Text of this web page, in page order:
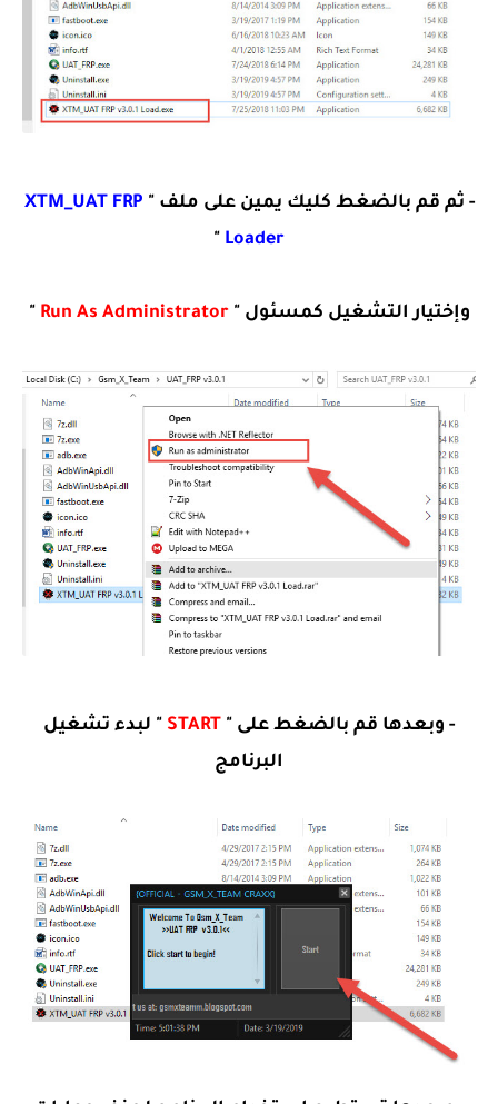
- ثم قم بالضغط كليك يمين على ملف " XTM_UAT FRP
Loader
"
وإختيار التشغيل كمسئول "Run As Administrator
"
- وبعدها قم بالضغط على " START " لبدء تشغيل
البرنامج